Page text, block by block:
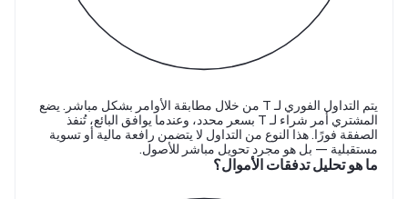
يتم التداول الفوري لـ T من خلال مطابقة الأوامر بشكل مباشر. يضع
المشتري أمر شراء لـ T بسعر محدد، وعندما يوافق البائع، تُنفذ
الصفقة فورًا. هذا النوع من التداول لا يتضمن رافعة مالية أو تسوية
مستقبلية — بل هو مجرد تحويل مباشر للأصول.
ما هو تحليل تدفقات الأموال؟